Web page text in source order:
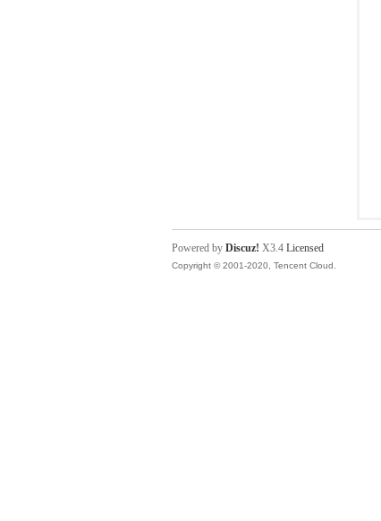
Powered by Discuz! X3.4 Licensed
Copyright © 2001-2020, Tencent Cloud.